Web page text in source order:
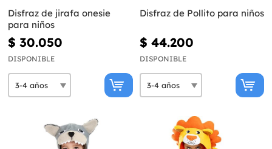
Disfraz de jirafa onesie
para niños
$ 30.050
DISPONIBLE
Disfraz de Pollito para niños
$ 44.200
DISPONIBLE